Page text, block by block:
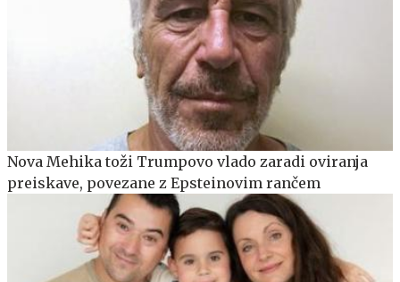
Nova Mehika toži Trumpovo vlado zaradi oviranja
preiskave, povezane z Epsteinovim rančem